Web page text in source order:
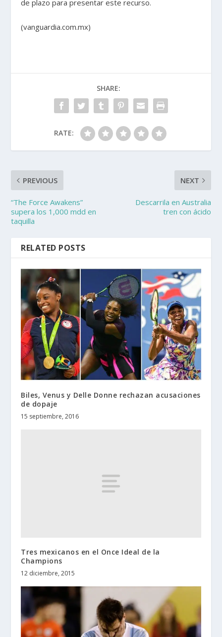
de plazo para presentar este recurso.
(vanguardia.com.mx)
SHARE:
RATE:
PREVIOUS
“The Force Awakens”
supera los 1,000 mdd en
taquilla
NEXT
Descarrila en Australia
tren con ácido
RELATED POSTS
Biles, Venus y Delle Donne rechazan acusaciones
de dopaje
15 septiembre, 2016
Tres mexicanos en el Once Ideal de la
Champions
12 diciembre, 2015